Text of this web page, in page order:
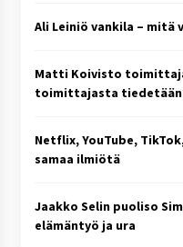
Ali Leiniö vankila –
Matti Koivisto
toimittajasta
Netflix, YouTube,
samaa ilmiötä
Jaakko Selin puoliso
elämäntyö ja ura